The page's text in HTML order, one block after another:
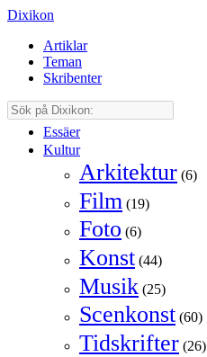
Dixikon
Artiklar
Teman
Skribenter
Essäer
Kultur
Arkitektur (6)
Film (19)
Foto (6)
Konst (44)
Musik (25)
Scenkonst (60)
Tidskrifter (26)